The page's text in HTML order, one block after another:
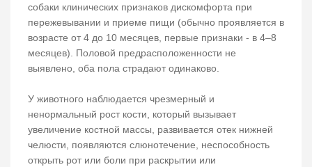
собаки клинических признаков дискомфорта при
пережевывании и приеме пищи (обычно проявляется в
возрасте от 4 до 10 месяцев, первые признаки - в 4–8
месяцев). Половой предрасположенности не
выявлено, оба пола страдают одинаково.
У животного наблюдается чрезмерный и
ненормальный рост кости, который вызывает
увеличение костной массы, развивается отек нижней
челюсти, появляются слюнотечение, неспособность
открыть рот или боли при раскрытии или